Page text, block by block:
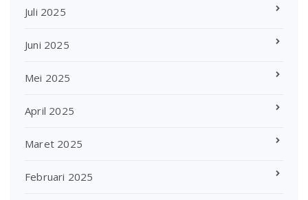
Juli 2025
Juni 2025
Mei 2025
April 2025
Maret 2025
Februari 2025